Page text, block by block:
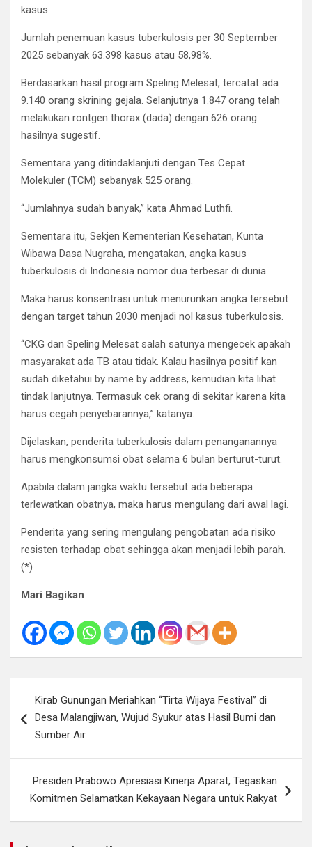
kasus.
Jumlah penemuan kasus tuberkulosis per 30 September
2025 sebanyak 63.398 kasus atau 58,98%.
Berdasarkan hasil program Speling Melesat, tercatat ada
9.140 orang skrining gejala. Selanjutnya 1.847 orang telah
melakukan rontgen thorax (dada) dengan 626 orang
hasilnya sugestif.
Sementara yang ditindaklanjuti dengan Tes Cepat
Molekuler (TCM) sebanyak 525 orang.
“Jumlahnya sudah banyak,” kata Ahmad Luthfi.
Sementara itu, Sekjen Kementerian Kesehatan, Kunta
Wibawa Dasa Nugraha, mengatakan, angka kasus
tuberkulosis di Indonesia nomor dua terbesar di dunia.
Maka harus konsentrasi untuk menurunkan angka tersebut
dengan target tahun 2030 menjadi nol kasus tuberkulosis.
“CKG dan Speling Melesat salah satunya mengecek apakah
masyarakat ada TB atau tidak. Kalau hasilnya positif kan
sudah diketahui by name by address, kemudian kita lihat
tindak lanjutnya. Termasuk cek orang di sekitar karena kita
harus cegah penyebarannya,” katanya.
Dijelaskan, penderita tuberkulosis dalam penanganannya
harus mengkonsumsi obat selama 6 bulan berturut-turut.
Apabila dalam jangka waktu tersebut ada beberapa
terlewatkan obatnya, maka harus mengulang dari awal lagi.
Penderita yang sering mengulang pengobatan ada risiko
resisten terhadap obat sehingga akan menjadi lebih parah.
(*)
Mari Bagikan
posKirab Gunungan Meriahkan “Tirta Wijaya Festival” di
Desa Malangjiwan, Wujud Syukur atas Hasil Bumi dan
Sumber Air
Presiden Prabowo Apresiasi Kinerja Aparat, Tegaskan
Komitmen Selamatkan Kekayaan Negara untuk Rakyat